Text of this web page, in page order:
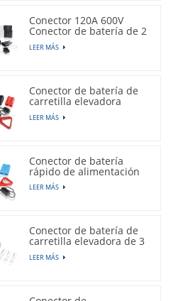
Conector 120A 600V
Conector de batería de 2
pines
LEER MÁS
Conector de batería de
carretilla elevadora
175A 600V
LEER MÁS
Conector de batería
rápido de alimentación
350A 600V
LEER MÁS
Conector de batería de
carretilla elevadora de 3
polos, 50A, 600V,
enchufe gris
LEER MÁS